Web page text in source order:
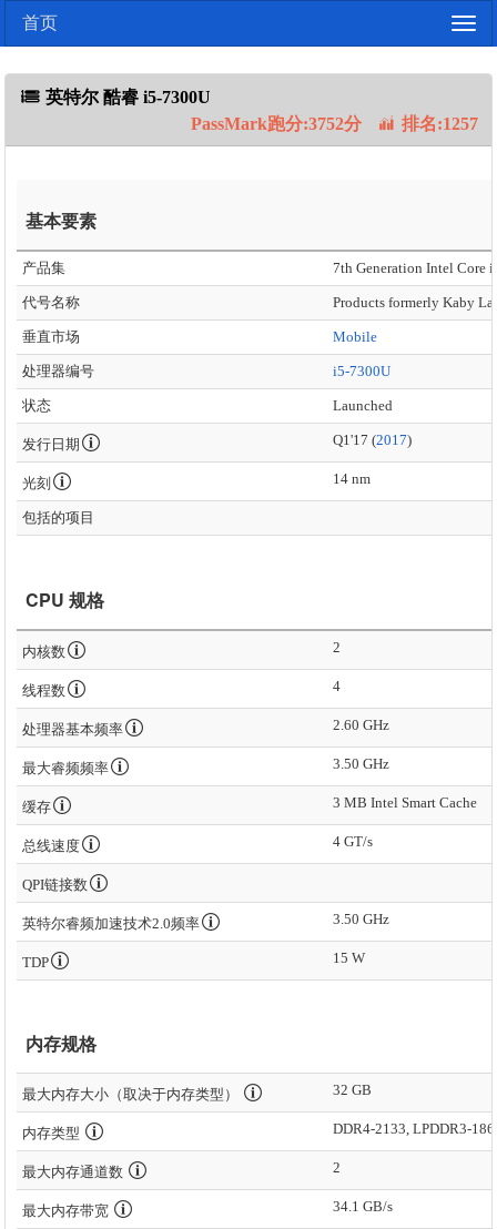
首页
英特尔 酷睿 i5-7300U
PassMark跑分:3752分
排名:1257
基本要素
产品集 7th Generation Intel Core
代号名称 Products formerly Kaby
垂直市场 Mobile
处理器编号 i5-7300U
状态 Launched
发行日期 Q1'17 (2017)
光刻 14 nm
包括的项目
CPU 规格
内核数 2
线程数 4
处理器基本频率 2.60 GHz
最大睿频频率 3.50 GHz
缓存 3 MB Intel Smart Cache
总线速度 4 GT/s
QPI链接数
英特尔睿频加速技术2.0频率 3.50 GHz
TDP 15 W
内存规格
最大内存大小（取决于内存类型） 32 GB
内存类型 DDR4-2133, LPDDR3-
最大内存通道数 2
最大内存带宽 34.1 GB/s